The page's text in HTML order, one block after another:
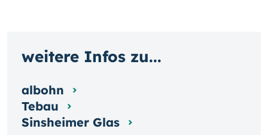
weitere Infos zu...
albohn
Tebau
Sinsheimer Glas